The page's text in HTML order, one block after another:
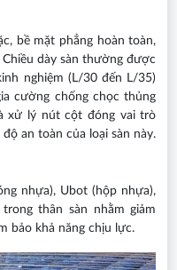
bề mặt phẳng hoàn toàn,
dày sàn thường được
nghiệm (L/30 đến L/35)
cường chống chọc thủng
xử lý nút cột đóng vai trò
an toàn của loại sàn này.
nhựa), Ubot (hộp nhựa),
thân sàn nhằm giảm
bảo khả năng chịu lực.